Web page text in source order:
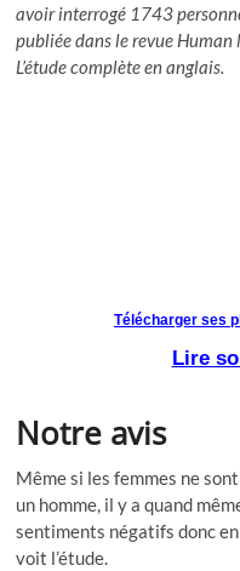
avoir interrogé 1743
publiée dans le revue Human
L’étude complète en anglais.
Notre avis
Même si les femmes ne
un homme, il y a quand
sentiments négatifs donc
voit l’étude.